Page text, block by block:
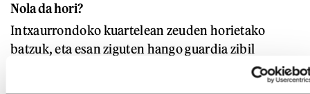
Nola da hori?
Intxaurrondoko kuartelean zeuden horietako
batzuk, eta esan ziguten hango guardia zibil
batzuek esan zietela benetako ihesa galarazteko
operazioan parte hartu zutela. Bada, jakin-nahia